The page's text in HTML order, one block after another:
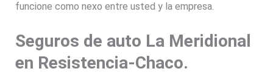
funcione como nexo entre usted y la empresa.
Seguros de auto La Meridional
en Resistencia-Chaco.